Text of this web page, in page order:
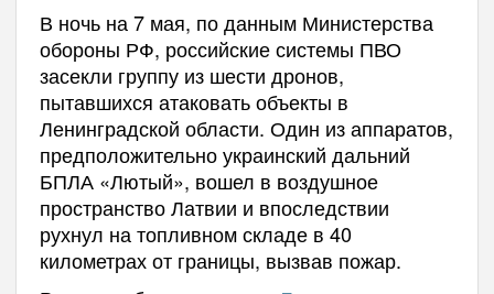
В ночь на 7 мая, по данным Министерства
обороны РФ, российские системы ПВО
засекли группу из шести дронов,
пытавшихся атаковать объекты в
Ленинградской области. Один из аппаратов,
предположительно украинский дальний
БПЛА «Лютый», вошел в воздушное
пространство Латвии и впоследствии
рухнул на топливном складе в 40
километрах от границы, вызвав пожар.